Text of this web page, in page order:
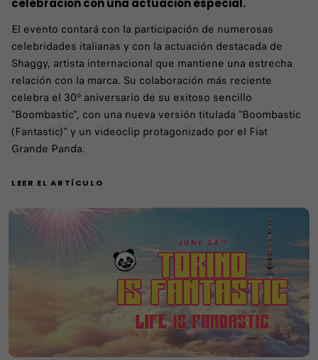
El evento contará con la participación de numerosas
celebridades italianas y con la actuación destacada de
Shaggy, artista internacional que mantiene una estrecha
relación con la marca. Su colaboración más reciente
celebra el 30º aniversario de su exitoso sencillo
"Boombastic", con una nueva versión titulada "Boombastic
(Fantastic)" y un videoclip protagonizado por el Fiat
Grande Panda.
LEER EL ARTÍCULO